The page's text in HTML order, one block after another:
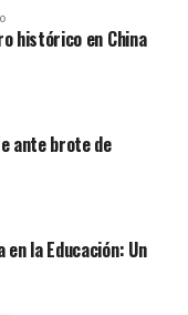
en Fox
y la
estilo analítico y
perspicaces. Su
en que las
por atraer a los
no solo
sino también
histórico en China
ante brote de
en la Educación: Un